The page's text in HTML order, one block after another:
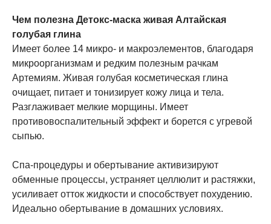
Чем полезна Детокс-маска живая Алтайская
голубая глина
Имеет более 14 микро- и макроэлементов, благодаря
микроорганизмам и редким полезным рачкам
Артемиям. Живая голубая косметическая глина
очищает, питает и тонизирует кожу лица и тела.
Разглаживает мелкие морщины. Имеет
противовоспалительный эффект и борется с угревой
сыпью.
Спа-процедуры и обертывание активизируют
обменные процессы, устраняет целлюлит и растяжки,
усиливает отток жидкости и способствует похудению.
Идеально обертывание в домашних условиях.